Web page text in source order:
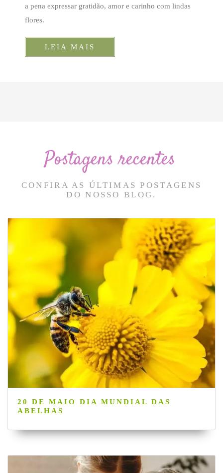
a pena expressar gratidão, amor e carinho com lindas
flores.
LEIA MAIS
Postagens recentes
CONFIRA AS ÚLTIMAS POSTAGENS
DO NOSSO BLOG.
20 DE MAIO DIA MUNDIAL DAS
ABELHAS